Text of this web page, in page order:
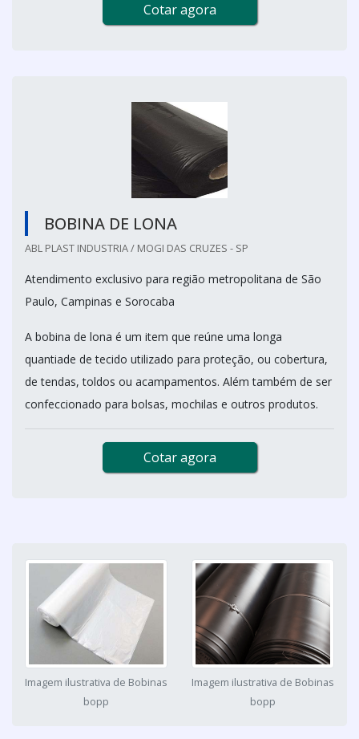
Cotar agora
BOBINA DE LONA
ABL PLAST INDUSTRIA / MOGI DAS CRUZES - SP
Atendimento exclusivo para região metropolitana de São
Paulo, Campinas e Sorocaba
A bobina de lona é um item que reúne uma longa
quantiade de tecido utilizado para proteção, ou cobertura,
de tendas, toldos ou acampamentos. Além também de ser
confeccionado para bolsas, mochilas e outros produtos.
Cotar agora
Imagem ilustrativa de Bobinas
bopp
Imagem ilustrativa de Bobinas
bopp